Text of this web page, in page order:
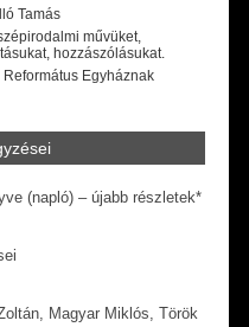
Tamás
művüket,
hozzászólásukat.
Egyháznak
(napló) – újabb részletek*
Magyar Miklós, Török